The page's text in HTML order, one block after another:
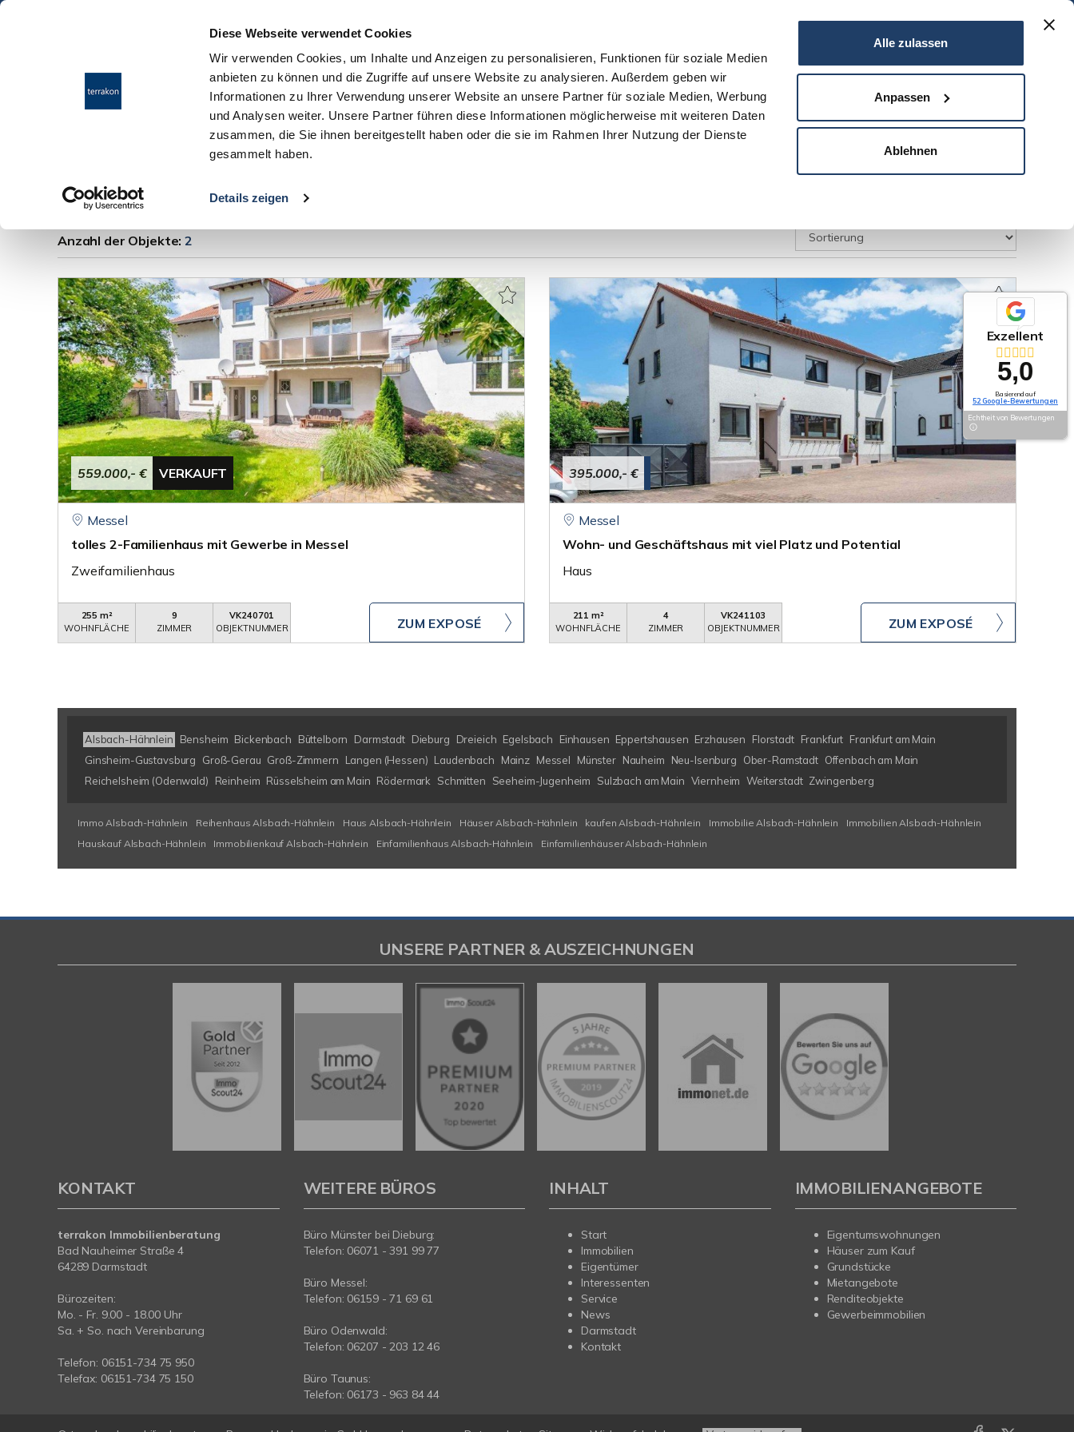
Diese Webseite verwendet Cookies
Wir verwenden Cookies, um Inhalte und Anzeigen zu personalisieren, Funktionen für soziale Medien
anbieten zu können und die Zugriffe auf unsere Website zu analysieren. Außerdem geben wir
Informationen zu Ihrer Verwendung unserer Website an unsere Partner für soziale Medien, Werbung
und Analysen weiter. Unsere Partner führen diese Informationen möglicherweise mit weiteren Daten
zusammen, die Sie ihnen bereitgestellt haben oder die sie im Rahmen Ihrer Nutzung der Dienste
gesammelt haben.
Details zeigen
Alle zulassen
Anpassen
Ablehnen
START IMMOBILIEN EIGENTÜMER INTERESSENTEN
Haus Messel
Anzahl der Objekte:2
559.000,- € VERKAUFT
Messel
tolles 2-Familienhaus mit Gewerbe in Messel
Zweifamilienhaus
255 m²
WOHNFLÄCHE
9
ZIMMER
VK240701
OBJEKTNUMMER
ZUM EXPOSÉ
395.000,- €
Messel
Wohn- und Geschäftshaus mit viel Platz und Potential
Haus
211 m²
WOHNFLÄCHE
4
ZIMMER
VK241103
OBJEKTNUMMER
ZUM EXPOSÉ
Alsbach-Hähnlein Bensheim Bickenbach Büttelborn Darmstadt Dieburg Dreieich Egelsbach Einhausen Eppertshausen Erzhausen Florstadt Frankfurt Frankfurt am Main
Ginsheim-Gustavsburg
Groß-Gerau Groß-Zimmern Langen (Hessen) Laudenbach Mainz Messel Münster Nauheim Neu-Isenburg Ober-Ramstadt Offenbach am Main
Reichelsheim (Odenwald)
Reinheim Rüsselsheim am Main Rödermark Schmitten Seeheim-Jugenheim Sulzbach am Main Viernheim Weiterstadt Zwingenberg
Immo Alsbach-Hähnlein Reihenhaus Alsbach-Hähnlein Haus Alsbach-Hähnlein Häuser Alsbach-Hähnlein kaufen Alsbach-Hähnlein Immobilie Alsbach-Hähnlein
Immobilien Alsbach-Hähnlein
Hauskauf Alsbach-Hähnlein
Immobilienkauf Alsbach-Hähnlein Einfamilienhaus Alsbach-Hähnlein Einfamilienhäuser Alsbach-Hähnlein
Exzellent
5,0
Basierend auf
52 Google-Bewertungen
Echtheit von Bewertungen
UNSERE PARTNER & AUSZEICHNUNGEN
KONTAKT
terrakon Immobilienberatung
Bad Nauheimer Straße 4
64289 Darmstadt
Bürozeiten:
Mo. - Fr. 9.00 - 18.00 Uhr
Sa. + So. nach Vereinbarung
Telefon: 06151-734 75 950
Telefax: 06151-734 75 150
WEITERE BÜROS
Büro Münster bei Dieburg:
Telefon: 06071 - 391 99 77
Büro Messel:
Telefon: 06159 - 71 69 61
Büro Odenwald:
Telefon: 06207 - 203 12 46
Büro Taunus:
Telefon: 06173 - 963 84 44
INHALT
Start
Immobilien
Eigentümer
Interessenten
Service
News
Darmstadt
Kontakt
IMMOBILIENANGEBOTE
Eigentumswohnungen
Häuser zum Kauf
Grundstücke
Mietangebote
Renditeobjekte
Gewerbeimmobilien